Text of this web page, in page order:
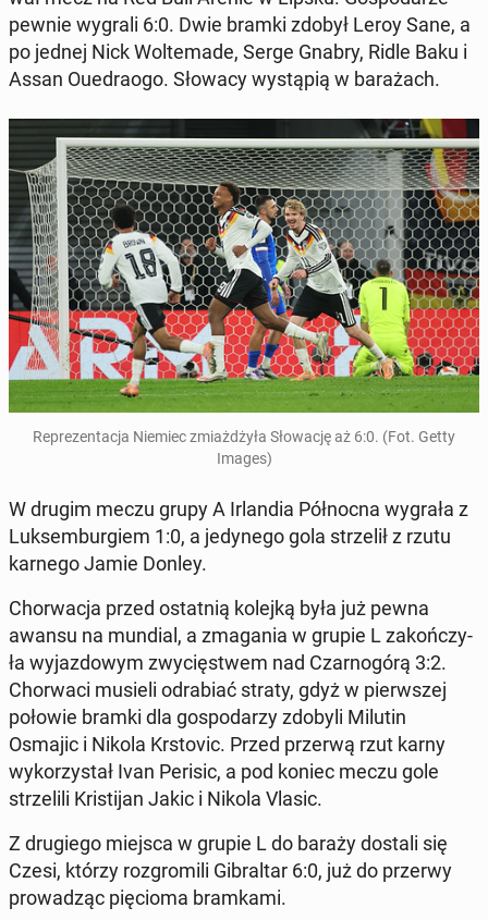
pewnie wygrali 6:0. Dwie bramki zdobył Leroy Sane, a
po jednej Nick Wol­te­ma­de, Serge Gnabry, Ridle Baku i
Assan Ouedra­ogo. Słowacy wy­stą­pią w ba­ra­żach.
Re­pre­zen­ta­cja Niemiec zmiaż­dży­ła Sło­wa­cję aż 6:0. (Fot. Getty
Images)
W drugim meczu grupy A Ir­lan­dia Pół­noc­na wygrała z
Luk­sem­bur­giem 1:0, a je­dy­ne­go gola strze­lił z rzutu
karnego Jamie Donley.
Chor­wa­cja przed ostat­nią kolejką była już pewna
awansu na mundial, a zma­ga­nia w grupie L za­koń­czy­
ła wy­jaz­do­wym zwy­cię­stwem nad Czar­no­gó­rą 3:2.
Chor­wa­ci musieli od­ra­biać straty, gdyż w pierw­szej
połowie bramki dla go­spo­da­rzy zdobyli Milutin
Osmajic i Nikola Krsto­vic. Przed przerwą rzut karny
wy­ko­rzy­stał Ivan Perisic, a pod koniec meczu gole
strze­li­li Kri­sti­jan Jakic i Nikola Vlasic.
Z dru­gie­go miejsca w grupie L do baraży dostali się
Czesi, którzy roz­gro­mi­li Gi­bral­tar 6:0, już do przerwy
pro­wa­dząc pię­cio­ma bram­ka­mi.